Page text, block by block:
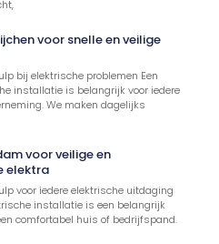
voor snelle en veilige
bij elektrische problemen Een
installatie is belangrijk voor iedere
We maken dagelijks
voor veilige en
elektra
voor iedere elektrische uitdaging
installatie is een belangrijk
comfortabel huis of bedrijfspand.